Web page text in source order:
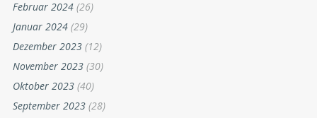
Februar 2024 (26)
Januar 2024 (29)
Dezember 2023 (12)
November 2023 (30)
Oktober 2023 (40)
September 2023 (28)